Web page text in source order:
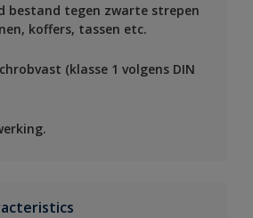
bestand tegen zwarte strepen
koffers, tassen etc.
(klasse 1 volgens DIN